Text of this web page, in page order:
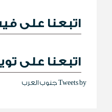
اتبعنا على
اتبعنا على
Tweets by جنوب العرب